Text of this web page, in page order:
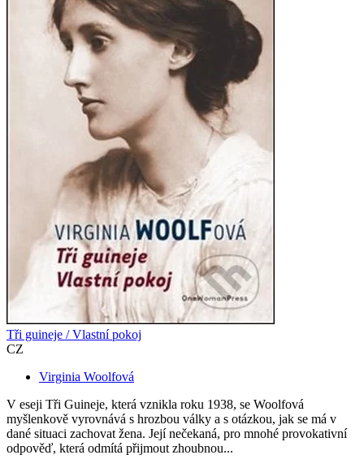
Tři guineje / Vlastní pokoj
CZ
Virginia Woolfová
V eseji Tři Guineje, která vznikla roku 1938, se Woolfová
myšlenkově vyrovnává s hrozbou války a s otázkou, jak se má v
dané situaci zachovat žena. Její nečekaná, pro mnohé provokativní
odpověď, která odmítá přijmout zhoubnou...